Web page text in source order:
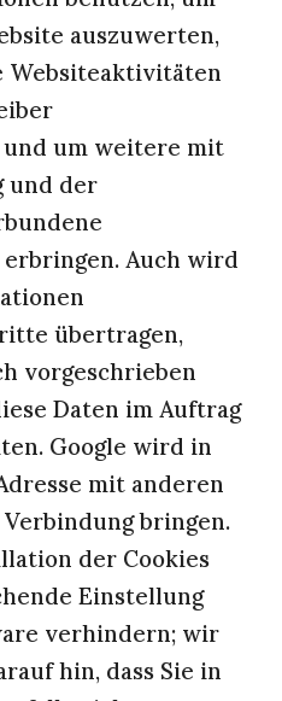
auszuwerten,
Websiteaktivitäten
um weitere mit
und der
Auch wird
übertragen,
vorgeschrieben
Daten im Auftrag
Google wird in
mit anderen
bringen.
der Cookies
Einstellung
verhindern; wir
hin, dass Sie in